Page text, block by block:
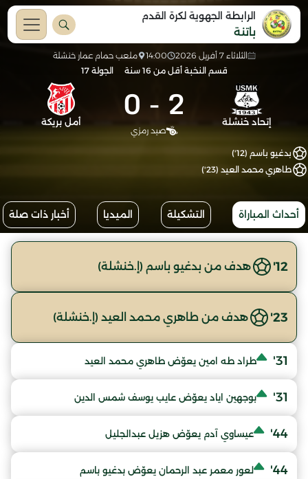
الرابطة الجهوية لكرة القدم
باتنة
الثلاثاء 7 أفريل 2026 14:00
ملعب حمام عمار خنشلة
قسم النخبة أقل من 16 سنة
الجولة 17
إتحاد خنشلة 2
-
0
صيد رمزي
أمل بريكة
بدغيو باسم (12')
طاهري محمد العيد (23')
أحداث المباراة التشكيلة الميديا أخبار ذات صلة
12' هدف من بدغيو باسم (إ.خنشلة)
23' هدف من طاهري محمد العيد (إ.خنشلة)
31' طراد طه امين يعوّض طاهري محمد العيد
31' بوجهين اياد يعوّض عايب يوسف شمس الدين
44' عيساوي آدم يعوّض هزيل عبدالجليل
44' لعور معمر عبد الرحمان يعوّض بدغيو باسم